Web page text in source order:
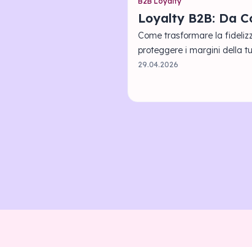
Loyalty B2B: Da
Come trasformare la
proteggere i margini della
29.04.2026